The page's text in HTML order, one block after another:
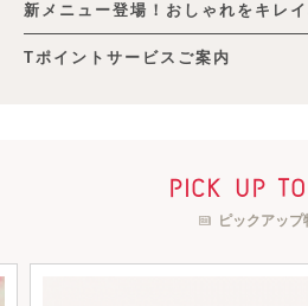
新メニュー登場！おしゃれをキレ
Tポイントサービスご案内
pick up
ピックアップ